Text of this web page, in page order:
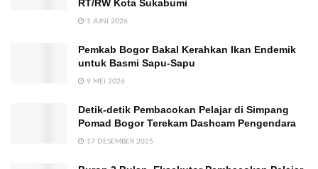
RT/RW Kota Sukabumi
1 JUNI 2026
Pemkab Bogor Bakal Kerahkan Ikan Endemik
untuk Basmi Sapu-Sapu
9 MEI 2026
Detik-detik Pembacokan Pelajar di Simpang
Pomad Bogor Terekam Dashcam Pengendara
17 DESEMBER 2025